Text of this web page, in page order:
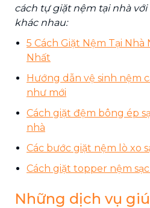
cách tự giặt nệm tại nhà
khác nhau:
5 Cách Giặt Nệm Tại Nhà
Nhất
Hướng dẫn vệ sinh nệm
như mới
Cách giặt đệm bông ép
nhà
Các bước giặt nệm lò xo
Cách giặt topper nệm
Những dịch vụ